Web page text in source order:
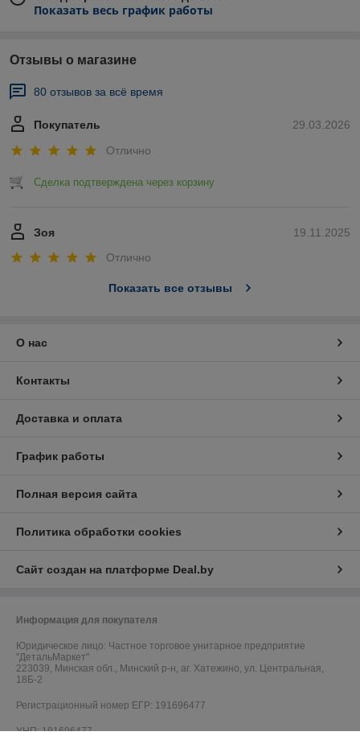
Показать весь график работы
Отзывы о магазине
80 отзывов за всё время
29.03.2026
Покупатель
Отлично
Сделка подтверждена через корзину
19.11.2025
Зоя
Отлично
Показать все отзывы
О нас
Контакты
Доставка и оплата
График работы
Полная версия сайта
Политика обработки cookies
Сайт создан на платформе Deal.by
Информация для покупателя
Юридическое лицо: Частное торговое унитарное предприятие
"ДетальМаркет"
223039, Минская обл., Минский р-н, аг. Хатежино, ул. Центральная,
18Б-2
Регистрационный номер ЕГР: 191696477
УНП: 191696477